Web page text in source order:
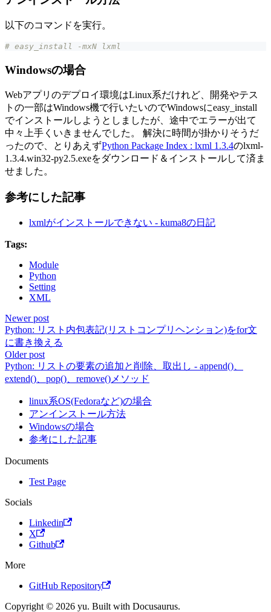
以下のコマンドを実行。
# easy_install -mxN lxml
Windowsの場合
Webアプリのデプロイ環境はLinux系だけれど、開発やテス
トの一部はWindows機で行いたいのでWindowsにeasy_install
でインストールしようとしましたが、途中でエラーが出て
中々上手くいきませんでした。 解決に時間が掛かりそうだ
ったので、とりあえずPython Package Index : lxml 1.3.4のlxml-
1.3.4.win32-py2.5.exeをダウンロード＆インストールして済ま
せました。
参考にした記事
lxmlがインストールできない - kuma8の日記
Tags:
Module
Python
Setting
XML
Newer post
Python: リスト内包表記(リストコンプリヘンション)をfor文
に書き換える
Older post
Python: リストの要素の追加と削除、取出し - append()、
extend()、pop()、remove()メソッド
linux系OS(Fedoraなど)の場合
アンインストール方法
Windowsの場合
参考にした記事
Documents
Test Page
Socials
Linkedin
X
Github
More
GitHub Repository
Copyright © 2026 yu. Built with Docusaurus.